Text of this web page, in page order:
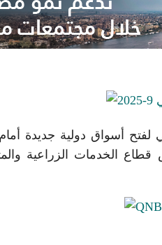
أسواق دولية جديدة أمام
الخدمات الزراعية